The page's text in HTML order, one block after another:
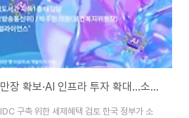
한국 정부, H200 GPU 1만장 확보·AI 인프라 투자 확대…소버린 AI 파운데이션 모델 국가전략 집중
구축 위한 세제혜택 검토 한국 정부가 소